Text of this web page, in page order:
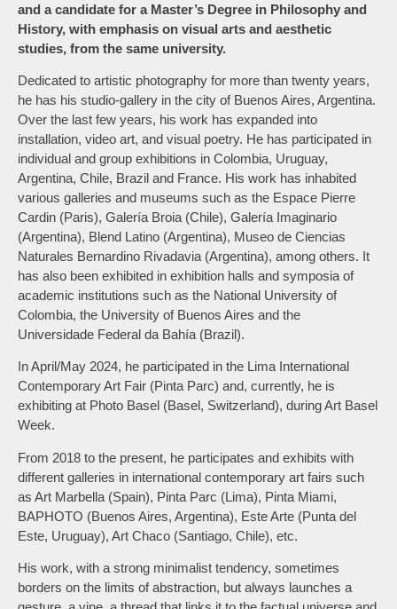
and a candidate for a Master’s Degree in Philosophy and
History, with emphasis on visual arts and aesthetic
studies, from the same university.
Dedicated to artistic photography for more than twenty years,
he has his studio-gallery in the city of Buenos Aires, Argentina.
Over the last few years, his work has expanded into
installation, video art, and visual poetry. He has participated in
individual and group exhibitions in Colombia, Uruguay,
Argentina, Chile, Brazil and France. His work has inhabited
various galleries and museums such as the Espace Pierre
Cardin (Paris), Galería Broia (Chile), Galería Imaginario
(Argentina), Blend Latino (Argentina), Museo de Ciencias
Naturales Bernardino Rivadavia (Argentina), among others. It
has also been exhibited in exhibition halls and symposia of
academic institutions such as the National University of
Colombia, the University of Buenos Aires and the
Universidade Federal da Bahía (Brazil).
In April/May 2024, he participated in the Lima International
Contemporary Art Fair (Pinta Parc) and, currently, he is
exhibiting at Photo Basel (Basel, Switzerland), during Art Basel
Week.
From 2018 to the present, he participates and exhibits with
different galleries in international contemporary art fairs such
as Art Marbella (Spain), Pinta Parc (Lima), Pinta Miami,
BAPHOTO (Buenos Aires, Argentina), Este Arte (Punta del
Este, Uruguay), Art Chaco (Santiago, Chile), etc.
His work, with a strong minimalist tendency, sometimes
borders on the limits of abstraction, but always launches a